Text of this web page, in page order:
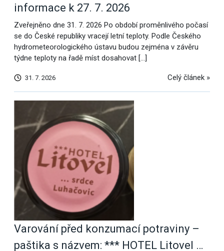
informace k 27. 7. 2026
Zveřejněno dne 31. 7. 2026 Po období proměnlivého počasí
se do České republiky vracejí letní teploty. Podle Českého
hydrometeorologického ústavu budou zejména v závěru
týdne teploty na řadě míst dosahovat […]
31. 7. 2026 Celý článek »
Varování před konzumací potraviny –
paštika s názvem: *** HOTEL Litovel …